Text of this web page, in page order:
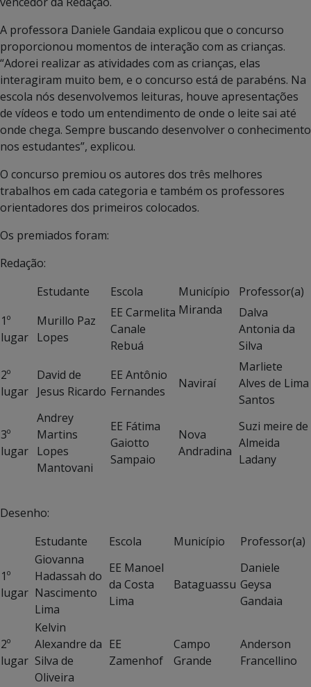
A professora Daniele Gandaia explicou que o concurso
proporcionou momentos de interação com as crianças.
“Adorei realizar as atividades com as crianças, elas
interagiram muito bem, e o concurso está de parabéns. Na
escola nós desenvolvemos leituras, houve apresentações
de vídeos e todo um entendimento de onde o leite sai até
onde chega. Sempre buscando desenvolver o conhecimento
nos estudantes”, explicou.
O concurso premiou os autores dos três melhores
trabalhos em cada categoria e também os professores
orientadores dos primeiros colocados.
Os premiados foram:
Redação:
Estudante
Escola Município
Professor(a)
1º
lugar
Murillo Paz
Lopes
EE Carmelita
Canale
Rebuá
Miranda
Dalva
Antonia da
Silva
2º
lugar
David de
Jesus Ricardo
EE Antônio
Fernandes
Naviraí
Marliete
Alves de Lima
Santos
3º
lugar
Andrey
Martins
Lopes
Mantovani
EE Fátima
Gaiotto
Sampaio
Nova
Andradina
Suzi meire de
Almeida
Ladany
Desenho:
Estudante
Escola Município Professor(a)
1º
lugar
Giovanna
Hadassah do
Nascimento
Lima
EE Manoel
da Costa
Lima
Bataguassu
Daniele
Geysa
Gandaia
2º
lugar
Kelvin
Alexandre da
Silva de
Oliveira
EE
Zamenhof
Campo
Grande
Anderson
Francellino